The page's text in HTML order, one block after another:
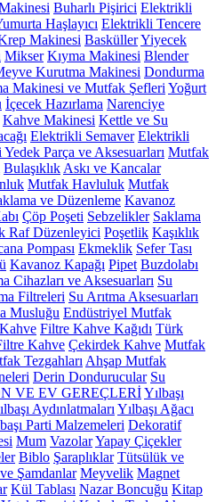
Buharlı Pişirici Elektrikli
Haşlayıcı Elektrikli Tencere
Makinesi BasküllerYiyecek
Mikser Kıyma Makinesi Blender
Kurutma Makinesi Dondurma
Makinesi ve Mutfak Şefleri Yoğurt
İçecek Hazırlama Narenciye
Kahve Makinesi Kettle ve Su
Elektrikli Semaver Elektrikli
Parça ve Aksesuarları Mutfak
Bulaşıklık Askı ve Kancalar
Mutfak Havluluk Mutfak
ve Düzenleme Kavanoz
Çöp Poşeti Sebzelikler Saklama
Raf Düzenleyici Poşetlik Kaşıklık
Pompası Ekmeklik Sefer Tası
Kavanoz Kapağı Pipet Buzdolabı
Cihazları ve Aksesuarları Su
Filtreleri Su Arıtma Aksesuarları
Musluğu Endüstriyel Mutfak
Kahve Filtre Kahve Kağıdı Türk
Kahve Çekirdek Kahve Mutfak
Tezgahları Ahşap Mutfak
Derin Dondurucular Su
VE EV GEREÇLERİYılbaşı
Aydınlatmaları Yılbaşı Ağacı
Parti Malzemeleri Dekoratif
Mum VazolarYapay Çiçekler
Biblo Şaraplıklar Tütsülük ve
Şamdanlar Meyvelik Magnet
Kül Tablası Nazar Boncuğu Kitap